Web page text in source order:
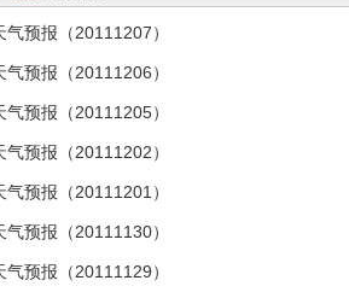
预报（20111207）
预报（20111206）
预报（20111205）
预报（20111202）
预报（20111201）
预报（20111130）
预报（20111129）